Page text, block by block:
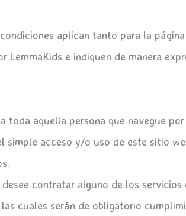
aplican tanto para la
LemmaKids e indiquen de manera
toda aquella persona que navegue
simple acceso y/o uso de este sitio
contratar alguno de los
cuales serán de obligatorio